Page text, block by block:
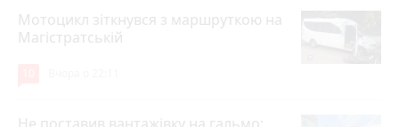
Мотоцикл зіткнувся з маршруткою на
Магістратській